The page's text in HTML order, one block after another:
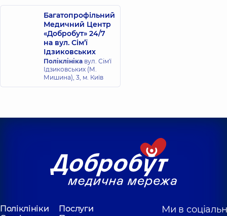
Багатопрофільний
Медичний Центр
«Добробут» 24/7
на вул. Сім’ї
Ідзиковських
Поліклініка вул. Сім'ї
Ідзиковських (М.
Мишина), 3, м. Київ
Поліклініки
Послуги
Ми в